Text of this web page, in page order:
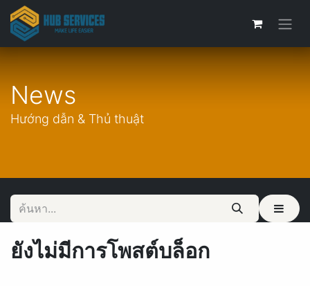
News
Hướng dẫn & Thủ thuật
ยังไม่มีการโพสต์บล็อก